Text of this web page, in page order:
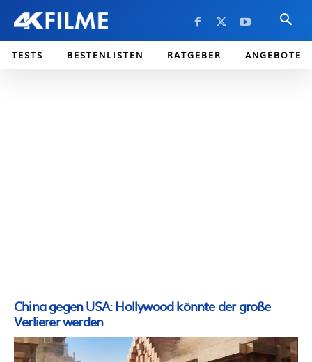
TESTS BESTENLISTEN RATGEBER ANGEBOTE
China gegen USA: Hollywood könnte der große
Verlierer werden